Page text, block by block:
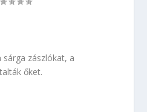
sárga zászlókat, a
őket.